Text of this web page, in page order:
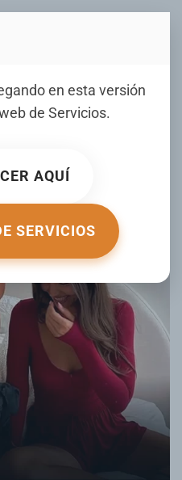
Medios
en esta versión
de Servicios.
AQUÍ
SERVICIOS
que
EL17 ENERO
HOY.